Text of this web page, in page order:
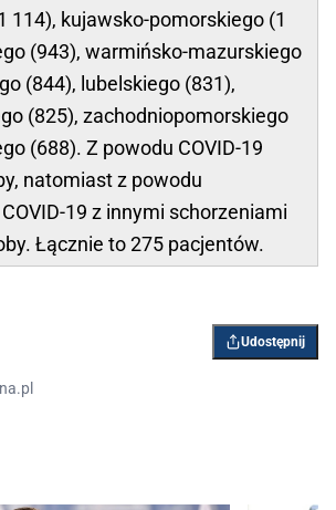
114), kujawsko-pomorskiego (1
(943), warmińsko-mazurskiego
(844), lubelskiego (831),
(825), zachodniopomorskiego
(688). Z powodu COVID-19
natomiast z powodu
19 z innymi schorzeniami
Łącznie to 275 pacjentów.
Udostępnij